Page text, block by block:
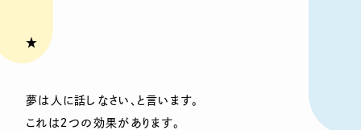
★
夢は人に話しなさい、と言います。
これは２つの効果があります。